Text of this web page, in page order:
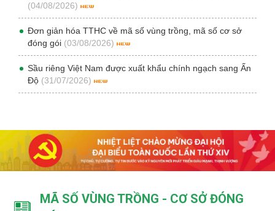
(04/08/2026)
Đơn giản hóa TTHC về mã số vùng trồng, mã số cơ sở
đóng gói (03/08/2026)
Sầu riêng Việt Nam được xuất khẩu chính ngạch sang Ấn
Độ (31/07/2026)
MÃ SỐ VÙNG TRỒNG - CƠ SỞ ĐÓNG